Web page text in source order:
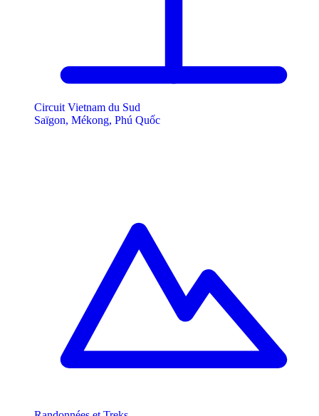
Circuit Vietnam du Sud
Saïgon, Mékong, Phú Quốc